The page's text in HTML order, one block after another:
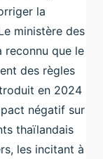
la
ministère des
reconnu que le
des règles
en 2024
négatif sur
thaïlandais
les incitant à